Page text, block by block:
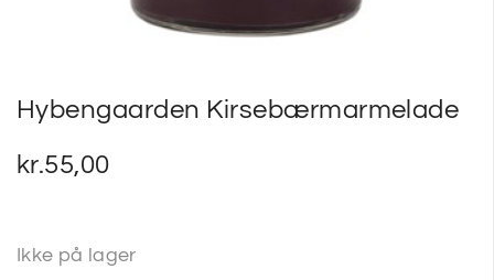
Hybengaarden Kirsebærmarmelade
kr.55,00
Ikke på lager